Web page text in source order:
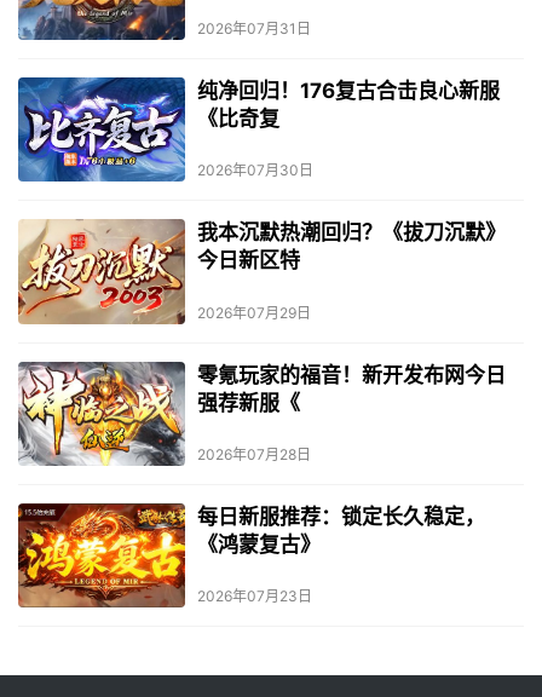
2026年07月31日
纯净回归！176复古合击良心新服
《比奇复
2026年07月30日
我本沉默热潮回归？《拔刀沉默》
今日新区特
2026年07月29日
零氪玩家的福音！新开发布网今日
强荐新服《
2026年07月28日
每日新服推荐：锁定长久稳定，
《鸿蒙复古》
2026年07月23日